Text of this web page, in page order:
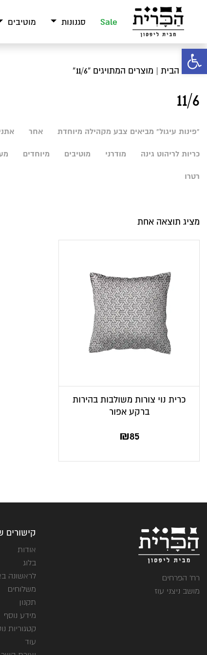
פתח סרגל נגישות
Sale סגנונות מוטיבים
עמוד הבית | מוצרים המתויגים “11/6”
11/6
"פינות עיגול" מביאים צבע מקהילה מיוחדת אחר
כריות לריהוט גינה מודרני מוטיבים מיוחדים
רטרו
מציג תוצאה אחת
כרית נוי צורות משולבות בהירות
ברקע אפור
₪85
רח' הפרחים
מושב ניצני עוז
קישורים
אודות
בלוג
לראשונה
משלוחים
תקנון
מידע נוסף
קטגוריות
עוד